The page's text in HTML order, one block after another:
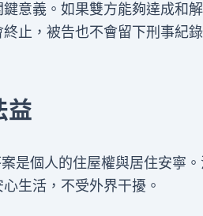
意義。如果雙方能夠達成和
止，被告也不會留下刑事紀錄
益
是個人的住屋權與居住安寧
生活，不受外界干擾。